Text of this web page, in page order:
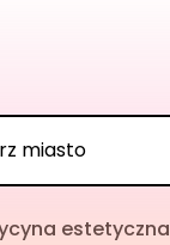
estetyczna